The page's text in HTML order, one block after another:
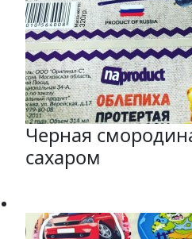
Черная
сахаром